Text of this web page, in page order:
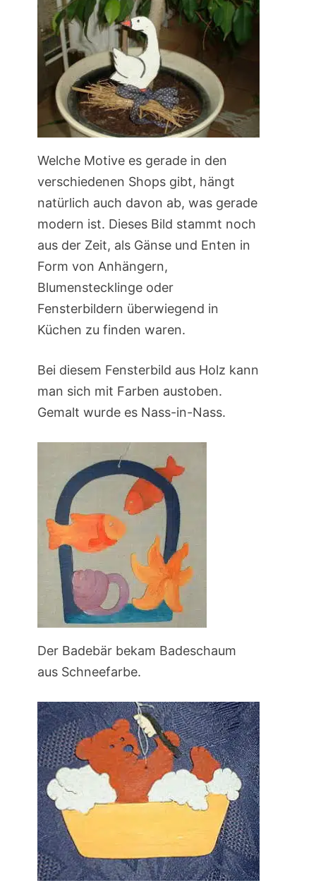
Welche Motive es gerade in den
verschiedenen Shops gibt, hängt
natürlich auch davon ab, was gerade
modern ist. Dieses Bild stammt noch
aus der Zeit, als Gänse und Enten in
Form von Anhängern,
Blumenstecklinge oder
Fensterbildern überwiegend in
Küchen zu finden waren.
Bei diesem Fensterbild aus Holz kann
man sich mit Farben austoben.
Gemalt wurde es Nass-in-Nass.
Der Badebär bekam Badeschaum
aus Schneefarbe.